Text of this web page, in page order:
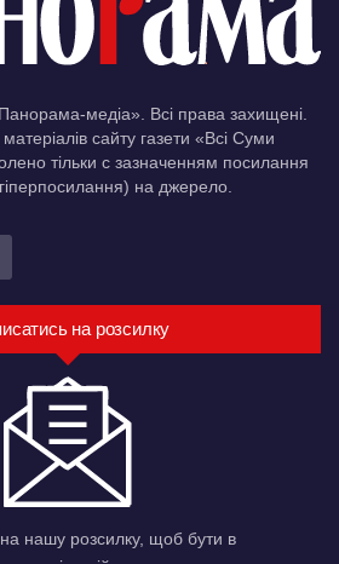
медіа». Всі права захищені.
сайту газети «Всі Суми
тільки c зазначенням посилання
на джерело.
на розсилку
на нашу розсилку, щоб бути в